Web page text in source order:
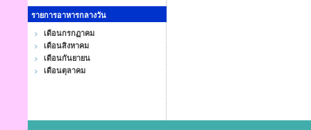
รายการอาหารกลางวัน
เดือนกรกฏาคม
เดือนสิงหาคม
เดือนกันยายน
เดือนตุลาคม